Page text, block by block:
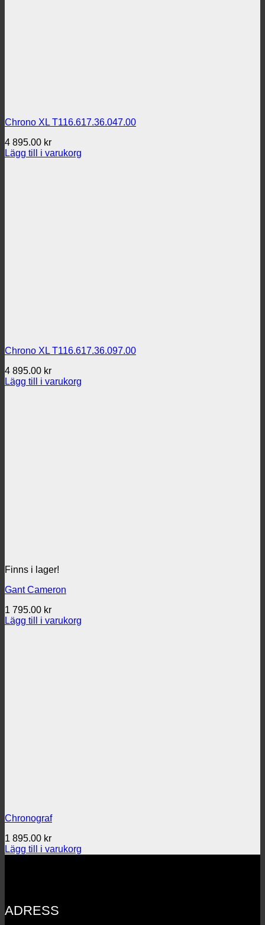
Chrono XL T116.617.36.047.00
4 895.00 kr
Lägg till i varukorg
Chrono XL T116.617.36.097.00
4 895.00 kr
Lägg till i varukorg
Finns i lager!
Gant Cameron
1 795.00 kr
Lägg till i varukorg
Chronograf
1 895.00 kr
Lägg till i varukorg
ADRESS